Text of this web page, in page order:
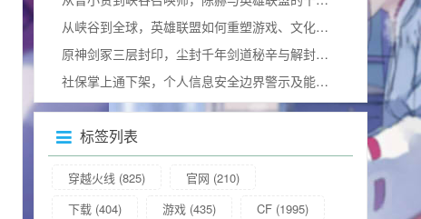
从峡谷到全球，英雄联盟如何重塑游戏、文化与社会及影响力更大选手
原神剑冢三层封印，尘封千年剑道秘辛与解封全攻略
社保掌上通下架，个人信息安全边界警示及能否重新下载的疑问
标签列表
穿越火线 (825) 官网 (210)
下载 (404) 游戏 (435) CF (1995)